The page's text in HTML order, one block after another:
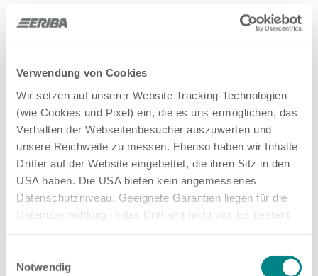
Verwendung von Cookies
Wir setzen auf unserer Website Tracking-Technologien
(wie Cookies und Pixel) ein, die es uns ermöglichen, das
Verhalten der Webseitenbesucher auszuwerten und
unsere Reichweite zu messen. Ebenso haben wir Inhalte
Dritter auf der Website eingebettet, die ihren Sitz in den
USA haben. Die USA bieten kein angemessenes
Datenschutzniveau. Geeignete Garantien liegen für die
Datenübermittlung in das Drittland nicht vor. Es besteht
zustehen. Eingesetzte Dienstleister können Daten für
Notwendig
17-01-2026
ERIBA Quickstart Videos voor Caravans
& Camper Vans: Voor de perfecte start
van jouw avontuur!
VOORRAAD ZOEKEN Ga nu aan de slag
28-04-2025
Hartelijk dank voor uw aanvraag!